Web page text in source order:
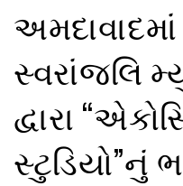
સ્વરાંજલિ
દ્વારા
સ્ટુડિયો”નું